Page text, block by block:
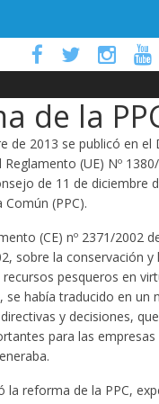
de la
de 2013 se publicó en el
Reglamento (UE) Nº
de 11 de diciembre
(PPC).
(CE) nº 2371/2002
sobre la conservación y
pesqueros en
se había traducido en un
y decisiones,
para las
la reforma de la PPC,